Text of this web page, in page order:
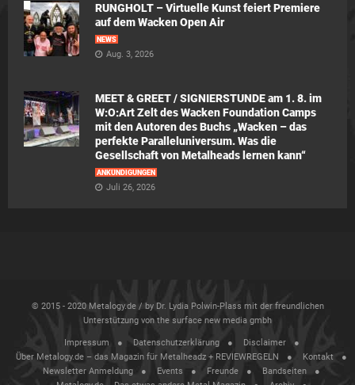
RUNGHOLT – Virtuelle Kunst feiert Premiere
auf dem Wacken Open Air
NEWS
Aug. 3, 2026
MEET & GREET / SIGNIERSTUNDE am 1. 8. im
W:O:Art Zelt des Wacken Foundation Camps
mit den Autoren des Buchs „Wacken – das
perfekte Paralleluniversum. Was die
Gesellschaft von Metalheads lernen kann“
ANKÜNDIGUNGEN
Juli 26, 2026
© 2015 - 2020 Metalogy.de / by Dr. Lydia Polwin-Plass mit der freundlichen
Unterstützung von the surface new media gmbh
Impressum Datenschutzerklärung
Disclaimer
Über Metalogy.de – das Magazin für Metalheadz + REVIEWREGELN
Kontakt
Newsletter Anmeldung
Events Freunde
Bandseiten